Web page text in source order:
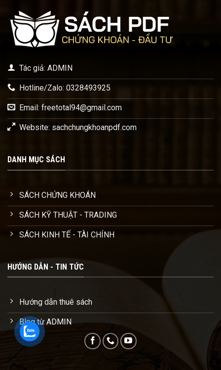
Tác giả: ADMIN
Hotline/Zalo: 0328493925
Email: freetotal94@gmail.com
Website: sachchungkhoanpdf.com
DANH MỤC SÁCH
SÁCH CHỨNG KHOÁN
SÁCH KỸ THUẬT - TRADING
SÁCH KINH TẾ - TÀI CHÍNH
HƯỚNG DẪN - TIN TỨC
Hướng dẫn thuê sách
Blog từ ADMIN